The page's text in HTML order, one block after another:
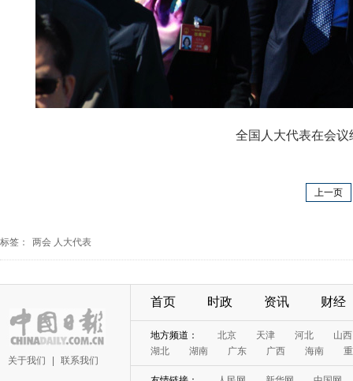
全国人大代表在会
上一页
标签： 两会 人大代表
关于我们 联系我们
首页 时政 资讯 财经
地方频道： 北京 天津 河北
山西
湖北
湖南 广东 广西 海南